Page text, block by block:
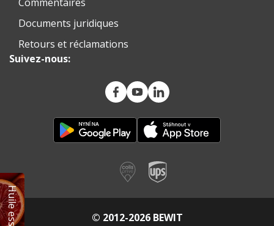
Documents juridiques
Retours et réclamations
Suivez-nous:
© 2012-2026 BEWIT